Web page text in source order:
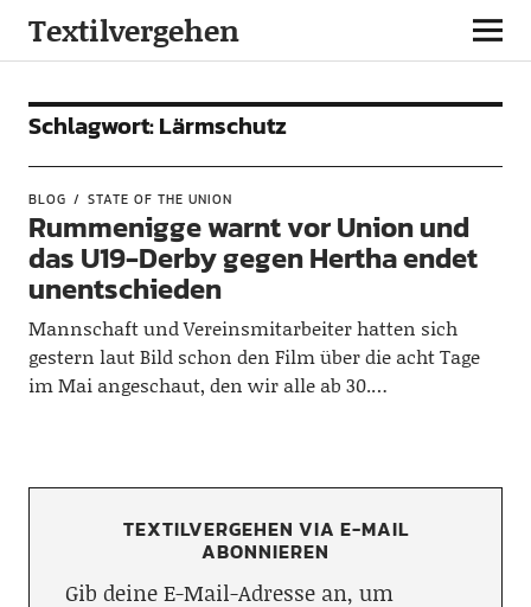
Textilvergehen
Schlagwort:Lärmschutz
BLOG STATE OF THE UNION
Rummenigge warnt vor Union und
das U19-Derby gegen Hertha endet
unentschieden
Mannschaft und Vereinsmitarbeiter hatten sich
gestern laut Bild schon den Film über die acht Tage
im Mai angeschaut, den wir alle ab 30.…
TEXTILVERGEHEN VIA E-MAIL
ABONNIEREN
Gib deine E-Mail-Adresse an, um